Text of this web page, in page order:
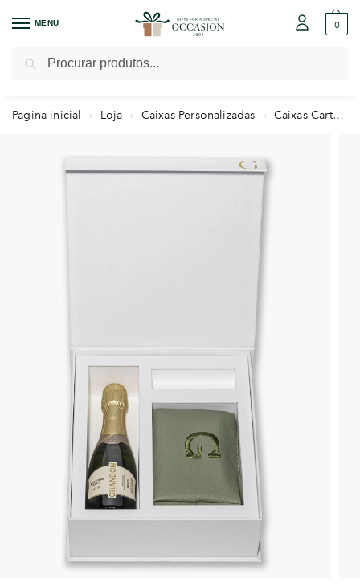
MENU 0
Pagina inicial » Loja » Caixas Personalizadas » Caixas Cartonadas